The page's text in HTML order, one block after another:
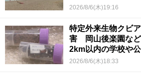
2026/8/6(木)19:16
特定外来生物クビ
害 岡山後楽園な
2km以内の学校や
2026/8/6(木)18:33